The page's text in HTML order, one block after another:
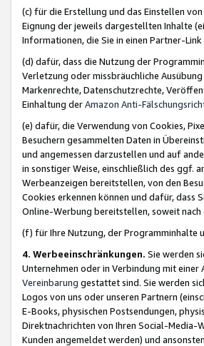
(c) für die Erstellung und das Einstellen
Eignung der jeweils dargestellten Inhalte
Informationen, die Sie in einen Partner-
(d) dafür, dass die Nutzung der
Verletzung oder missbräuchliche
Markenrechte, Datenschutzrechte,
Einhaltung derAmazon Anti-
(e) dafür, die Verwendung von Cookies,
Besuchern gesammelten Daten in
und angemessen darzustellen und auf
in sonstiger Weise, einschließlich des ggf.
Werbeanzeigen bereitstellen, von den
Cookies erkennen können und dafür, dass
Online-Werbung bereitstellen, soweit
(f) für Ihre Nutzung, der Programminhalte
4. Werbeeinschränkungen. Sie werden
Unternehmen oder in Verbindung mit
Vereinbarung gestattet sind. Sie werden
Logos von uns oder unseren Partnern
E-Books, physischen Postsendungen,
Direktnachrichten von Ihren Social-
Kunden angemeldet werden) und